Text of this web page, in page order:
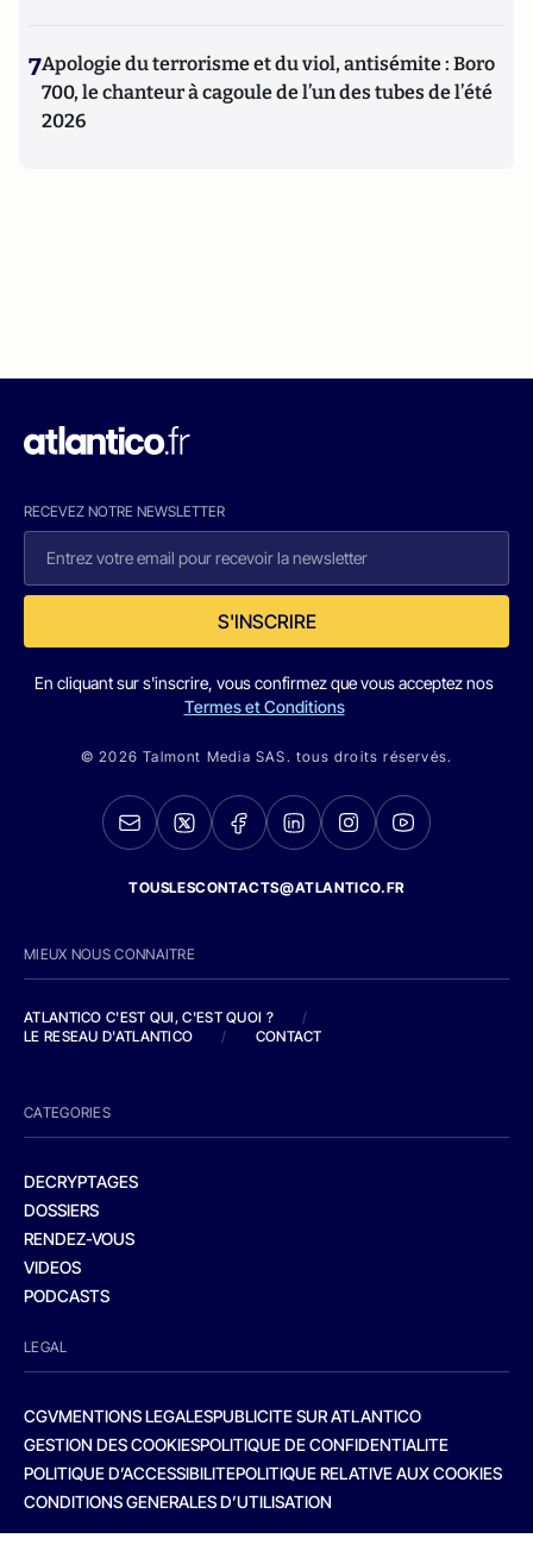
7Apologie du terrorisme et du viol, antisémite : Boro
700, le chanteur à cagoule de l’un des tubes de l’été
2026
RECEVEZ NOTRE NEWSLETTER
S'INSCRIRE
En cliquant sur s'inscrire, vous confirmez que vous acceptez nos
Termes et Conditions
© 2026 Talmont Media SAS. tous droits réservés.
TOUSLESCONTACTS@ATLANTICO.FR
MIEUX NOUS CONNAITRE
ATLANTICO C'EST QUI, C'EST QUOI ?
/
LE RESEAU D'ATLANTICO
/ CONTACT
CATEGORIES
DECRYPTAGES
DOSSIERS
RENDEZ-VOUS
VIDEOS
PODCASTS
LEGAL
CGVMENTIONS LEGALESPUBLICITE SUR ATLANTICO
GESTION DES COOKIESPOLITIQUE DE CONFIDENTIALITE
POLITIQUE D’ACCESSIBILITEPOLITIQUE RELATIVE AUX COOKIES
CONDITIONS GENERALES D’UTILISATION